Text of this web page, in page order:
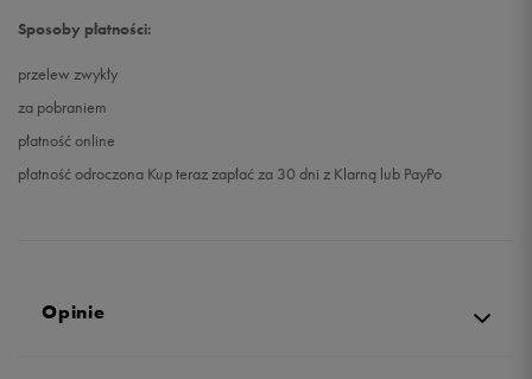
Sposoby płatności:
przelew zwykły
za pobraniem
płatność online
płatność odroczona Kup teraz zapłać za 30 dni z Klarną lub PayPo
Opinie